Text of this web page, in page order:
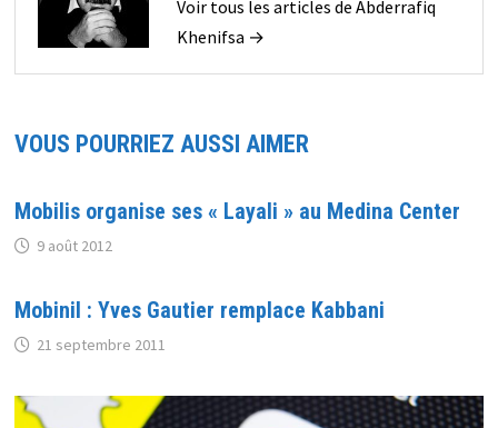
Voir tous les articles de Abderrafiq
Khenifsa →
VOUS POURRIEZ AUSSI AIMER
Mobilis organise ses « Layali » au Medina Center
9 août 2012
Mobinil : Yves Gautier remplace Kabbani
21 septembre 2011